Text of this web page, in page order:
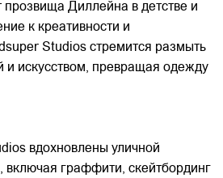
прозвища Диллейна в детстве и
к креативности и
Studios стремится размыть
искусством, превращая одежду
вдохновлены уличной
включая граффити, скейтбординг